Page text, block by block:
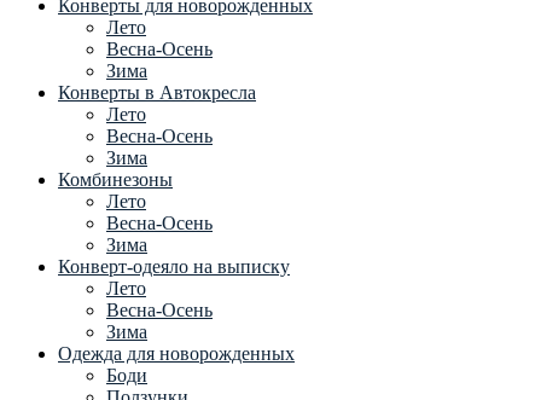
Конверты для новорожденных
Лето
Весна-Осень
Зима
Конверты в Автокресла
Лето
Весна-Осень
Зима
Комбинезоны
Лето
Весна-Осень
Зима
Конверт-одеяло на выписку
Лето
Весна-Осень
Зима
Одежда для новорожденных
Боди